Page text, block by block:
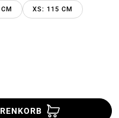
XS: 115 CM